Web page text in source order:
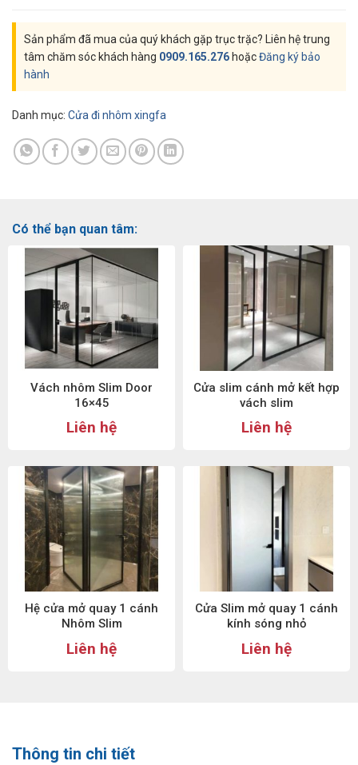
Sản phẩm đã mua của quý khách gặp trục trặc? Liên hệ trung
tâm chăm sóc khách hàng 0909.165.276 hoặcĐăng ký bảo
hành
Danh mục: Cửa đi nhôm xingfa
Có thể bạn quan tâm:
Vách nhôm Slim Door
16×45
Liên hệ
Cửa slim cánh mở kết hợp
vách slim
Liên hệ
Hệ cửa mở quay 1 cánh
Nhôm Slim
Liên hệ
Cửa Slim mở quay 1 cánh
kính sóng nhỏ
Liên hệ
Thông tin chi tiết